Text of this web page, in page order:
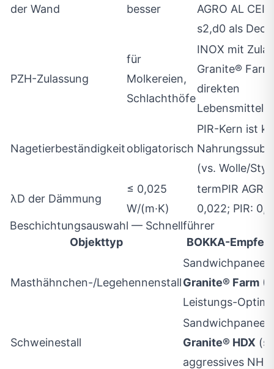
der Wand besser
AGRO AL
s2,d0 als
PZH-Zulassung
für
Molkereien,
Schlachthöfe
INOX mit
Granite®
direkten
Nagetierbeständigkeitobligatorisch
PIR-Kern ist
(vs. Wolle/
λD der Dämmung
≤ 0,025
W/(m·K)
termPIR
0,022; PIR:
Beschichtungsauswahl — Schnellführer
Objekttyp
BOKKA-
Masthähnchen-/Legehennenstall
Sandwichpaneel
Granite® Farm
Leistungs-
Schweinestall
Sandwichpaneel
Granite® HDX
aggressives NH₃)